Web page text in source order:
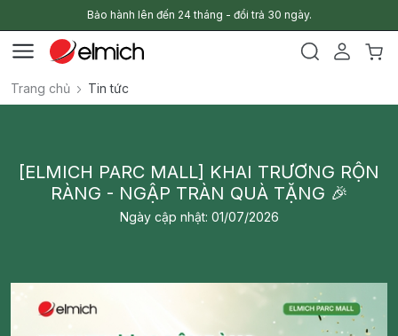
Bảo hành lên đến 24 tháng - đổi trả 30 ngày.
Trang chủ Tin tức
[ELMICH PARC MALL] KHAI TRƯƠNG RỘN
RÀNG - NGẬP TRÀN QUÀ TẶNG 🎉
Ngày cập nhật: 01/07/2026